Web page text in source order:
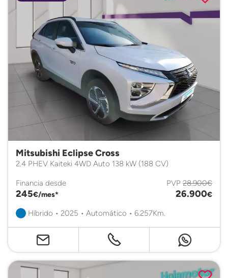
Mitsubishi Eclipse Cross
2.4 PHEV Kaiteki 4WD Auto 138 kW (188 CV)
Financia desde
245€/mes*
PVP 28.900€
26.900€
Híbrido • 2025 • Automático • 6.257Km.